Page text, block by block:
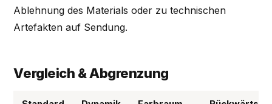
Ablehnung des Materials oder zu technischen
Artefakten auf Sendung.
Vergleich & Abgrenzung